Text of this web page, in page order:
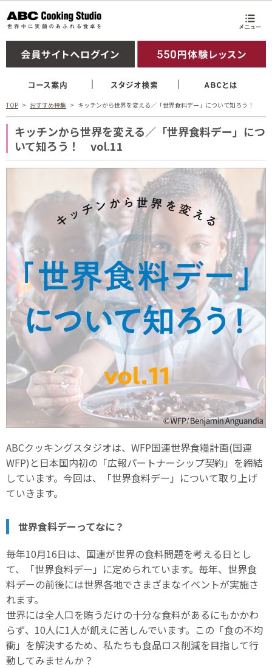
TOP おすすめ特集 キッチンから世界を変える／「世界食料デー」について知ろう！
キッチンから世界を変える／「世界食料デー」につ
いて知ろう！ vol.11
ABCクッキングスタジオは、WFP国連世界食糧計画(国連
WFP)と日本国内初の「広報パートナーシップ契約」を締結
しています。今回は、「世界食料デー」について取り上げ
ていきます。
世界食料デーってなに？
毎年10月16日は、国連が世界の食料問題を考える日とし
て、「世界食料デー」に定められています。毎年、世界食
料デーの前後には世界各地でさまざまなイベントが実施さ
れます。
世界には全人口を賄うだけの十分な食料があるにもかかわ
らず、10人に1人が飢えに苦しんでいます。この「食の不均
衝」を解決するため、私たちも食品ロス削減を目指して行
動してみませんか？